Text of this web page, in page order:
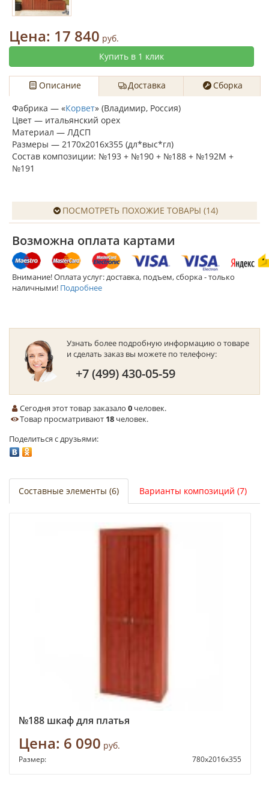
Цена: 17 840 руб.
Купить в 1 клик
Описание Доставка
Сборка
Фабрика — «Корвет» (Владимир, Россия)
Цвет — итальянский орех
Материал — ЛДСП
Размеры — 2170x2016x355 (дл*выс*гл)
Состав композиции: №193 + №190 + №188 + №192М +
№191
ПОСМОТРЕТЬ ПОХОЖИЕ ТОВАРЫ (14)
Возможна оплата картами
Внимание! Оплата услуг: доставка, подъем, сборка - только
наличными! Подробнее
Узнать более подробную информацию о товаре
и сделать заказ вы можете по телефону:
+7 (499) 430-05-59
Сегодня этот товар заказало0 человек.
Товар просматривают 18 человек.
Поделиться с друзьями:
Составные элементы (6) Варианты композиций (7)
№188 шкаф для платья
Цена: 6 090 руб.
Размер: 780х2016х355